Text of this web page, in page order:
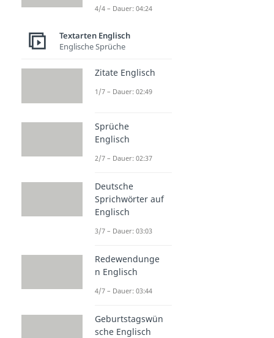
4/4 – Dauer: 04:24
Textarten Englisch
Englische Sprüche
Zitate Englisch
1/7 – Dauer: 02:49
Sprüche
Englisch
2/7 – Dauer: 02:37
Deutsche
Sprichwörter auf
Englisch
3/7 – Dauer: 03:03
Redewendunge
n Englisch
4/7 – Dauer: 03:44
Geburtstagswün
sche Englisch